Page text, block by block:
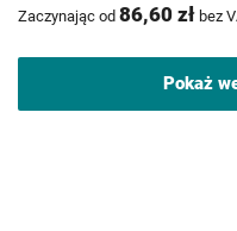
Zaczynając od 86,60 zł bez
Pokaż